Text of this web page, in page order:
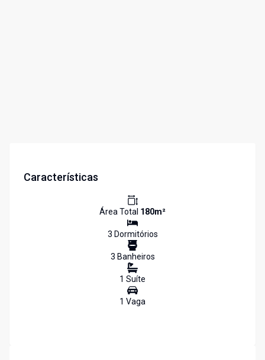
Características
Área Total 180m²
3 Dormitórios
3 Banheiros
1 Suíte
1 Vaga